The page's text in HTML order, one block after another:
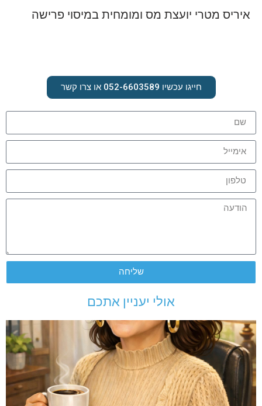
איריס מטרי יועצת מס ומומחית במיסוי פרישה
חייגו עכשיו 052-6603589 או צרו קשר
שליחה
אולי יעניין אתכם